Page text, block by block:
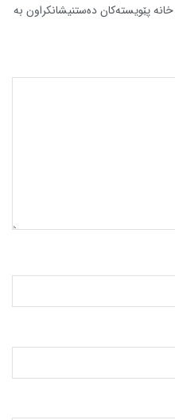
خانە پێویستەکان دەستنیشانکراون بە